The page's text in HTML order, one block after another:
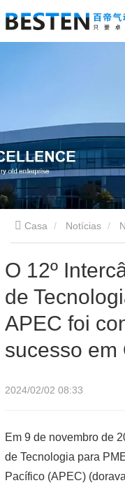
Casa Notícias
concluído com sucesso
O 12º
de
APEC foi
sucesso em
2024/02/02 08:33
Em 9 de novembro de
de Tecnologia para
Pacífico (APEC)